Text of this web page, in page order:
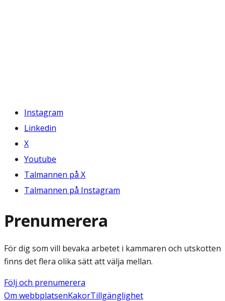
Instagram
Linkedin
X
Youtube
Talmannen på X
Talmannen på Instagram
Prenumerera
För dig som vill bevaka arbetet i kammaren och utskotten
finns det flera olika sätt att välja mellan.
Följ och prenumerera
Om webbplatsenKakorTillgänglighet